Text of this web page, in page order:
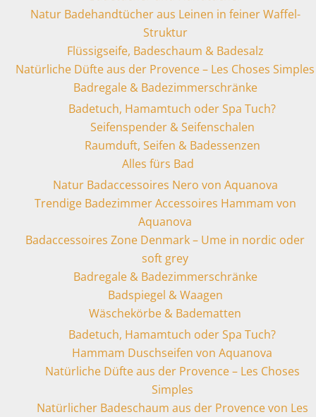
Natur Badehandtücher aus Leinen in feiner Waffel-
Struktur
Flüssigseife, Badeschaum & Badesalz
Natürliche Düfte aus der Provence – Les Choses Simples
Badregale & Badezimmerschränke
Badetuch, Hamamtuch oder Spa Tuch?
Seifenspender & Seifenschalen
Raumduft, Seifen & Badessenzen
Alles fürs Bad
Natur Badaccessoires Nero von Aquanova
Trendige Badezimmer Accessoires Hammam von
Aquanova
Badaccessoires Zone Denmark – Ume in nordic oder
soft grey
Badregale & Badezimmerschränke
Badspiegel & Waagen
Wäschekörbe & Badematten
Badetuch, Hamamtuch oder Spa Tuch?
Hammam Duschseifen von Aquanova
Natürliche Düfte aus der Provence – Les Choses
Simples
Natürlicher Badeschaum aus der Provence von Les